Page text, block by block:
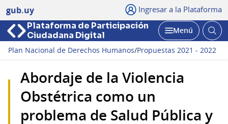
gub.uy Ingresar a la Plataforma
Plataforma de Participación
Ciudadana Digital
Abrir
Menú
Plan Nacional de Derechos Humanos/Propuestas 2021 - 2022
Abordaje de la Violencia
Obstétrica como un
problema de Salud Pública y